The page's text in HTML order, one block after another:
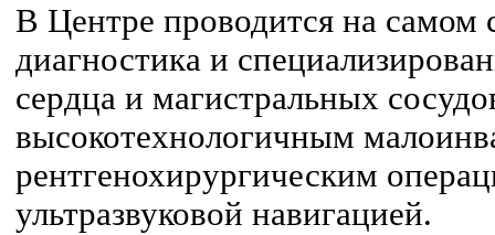
В Центре проводится на самом
диагностика и
сердца и магистральных
высокотехнологичным
рентгенохирургическим
ультразвуковой навигацией.